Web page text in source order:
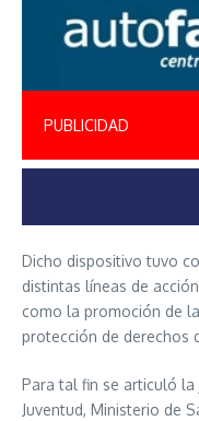
PUBLICIDAD
Dicho dispositivo tuvo
distintas líneas de
como la promoción de
protección de derechos
Para tal fin se articuló
Juventud, Ministerio de